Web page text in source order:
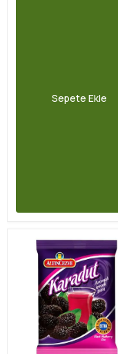
Sepete Ekle